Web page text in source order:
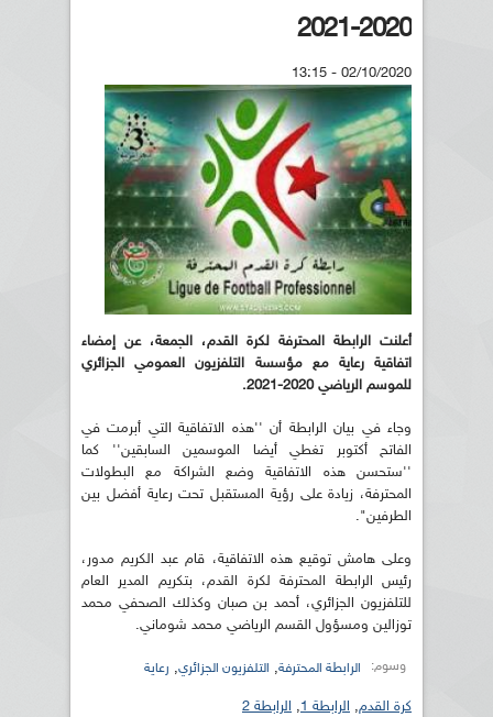
2020-2021
02/10/2020 - 13:15
أعلنت الرابطة المحترفة لكرة القدم، الجمعة، عن إمضاء
اتفاقية رعاية مع مؤسسة التلفزيون العمومي الجزائري
للموسم الرياضي 2020-2021.
وجاء في بيان الرابطة أن ''هذه الاتفاقية التي أبرمت في
الفاتح أكتوبر تغطي أيضا الموسمين السابقين'' كما
''ستحسن هذه الاتفاقية وضع الشراكة مع البطولات
المحترفة، زيادة على رؤية المستقبل تحت رعاية أفضل بين
الطرفين".
وعلى هامش توقيع هذه الاتفاقية، قام عبد الكريم مدور،
رئيس الرابطة المحترفة لكرة القدم، بتكريم المدير العام
للتلفزيون الجزائري، أحمد بن صبان وكذلك الصحفي محمد
توزالين ومسؤول القسم الرياضي محمد شوماني.
وسوم: الرابطة المحترفة, التلفزيون الجزائري, رعاية
كرة القدم, الرابطة 1 , الرابطة 2